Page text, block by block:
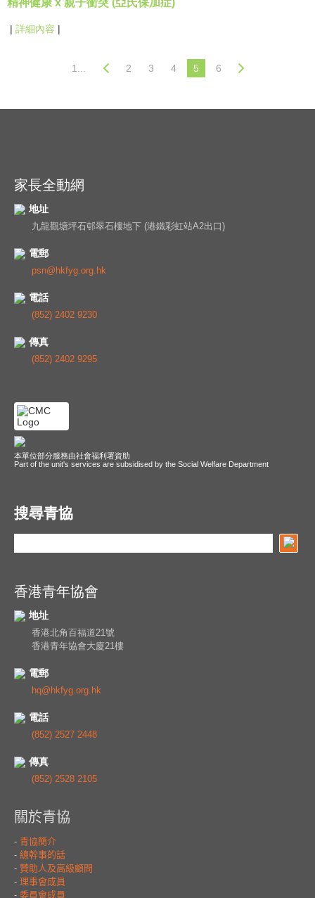
| 詳細內容 |
1... 2 3 4 5 6
家長全動網
地址
九龍觀塘坪石邨翠石樓地下 (港鐵彩虹站A2出口)
電郵
psn@hkfyg.org.hk
電話
(852) 2402 9230
傳真
(852) 2402 9295
本單位部分服務由社會福利署資助
Part of the unit's services are subsidised by the Social Welfare Department
搜尋青協
香港青年協會
地址
香港北角百福道21號
香港青年協會大廈21樓
電郵
hq@hkfyg.org.hk
電話
(852) 2527 2448
傳真
(852) 2528 2105